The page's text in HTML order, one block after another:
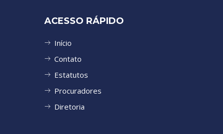
ACESSO RÁPIDO
Início
Contato
Estatutos
Procuradores
Diretoria